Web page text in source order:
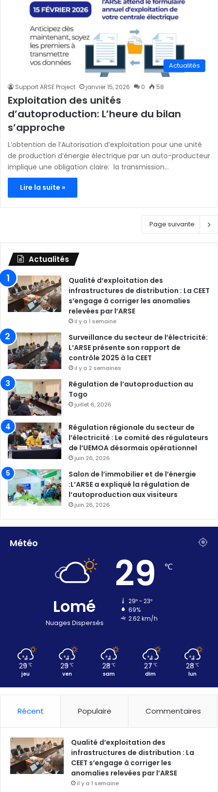
Actualités
Support ARSE Project janvier 15, 2026 0 58
Exploitation des unités
d’autoproduction: L’heure du bilan
s’approche
L’obtention de l’Autorisation d’exploitation pour une unité
de production d’énergie électrique par un auto-producteur
implique une obligation claire: la transmission…
Lire la suite »
Page suivante
Actualités
Qualité d’exploitation des
infrastructures de distribution : La CEET
s’engage à corriger les anomalies
relevées par l’ARSE
il y a 1 semaine
Surveillance du secteur de l’électricité:
L’ARSE présente son rapport de
contrôle 2025 à la CEET
il y a 2 semaines
Régulation de l’autoproduction au
Togo
juillet 6, 2026
Régulation régionale du secteur de
l’électricité : Le comité des régulateurs
de l’UEMOA désormais opérationnel
juin 26, 2026
Salon de l’immobilier et de l’énergie
:L’ARSE a expliqué la régulation de
l’autoproduction aux visiteurs
juin 26, 2026
Météo
Lomé
Nuages Dispersés
29 ℃
29º - 23º
69%
2.62 km/h
29 ℃
jeu
29 ℃
ven
28 ℃
sam
27 ℃
dim
28 ℃
lun
Récent Populaire Commentaires
Qualité d’exploitation des
infrastructures de distribution : La
CEET s’engage à corriger les
anomalies relevées par l’ARSE
il y a 1 semaine